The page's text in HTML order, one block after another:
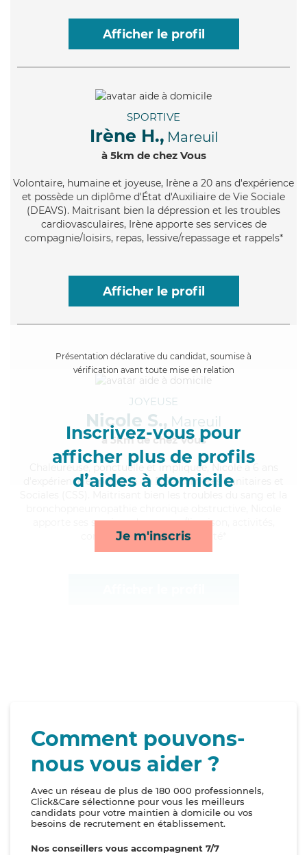
Afficher le profil
SPORTIVE
Irène H., Mareuil
à 5km de chez Vous
Volontaire, humaine et joyeuse, Irène a 20 ans d'expérience
et possède un diplôme d'État d'Auxiliaire de Vie Sociale
(DEAVS). Maitrisant bien la dépression et les troubles
cardiovasculaires, Irène apporte ses services de
compagnie/loisirs, repas, lessive/repassage et rappels*
Afficher le profil
Présentation déclarative du candidat, soumise à
vérification avant toute mise en relation
Inscrivez-vous pour
afficher plus de profils
d’aides à domicile
Je m'inscris
JOYEUSE
Nicole S., Mareuil
à 5km de chez Vous
, ponctuelle et impliquée, Nicole a 6 ans
d'expérience et possède un BEP Carrières Sanitaires et
apporte ses services de courses/livraison, activités,
compagnie/loisirs et mobilité*
Comment pouvons-
nous vous aider ?
Avec un réseau de plus de 180 000 professionnels,
Click&Care sélectionne pour vous les meilleurs
candidats pour votre maintien à domicile ou vos
besoins de recrutement en établissement.
Nos conseillers vous accompagnent 7/7